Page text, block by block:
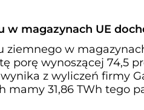
w magazynach UE
ziemnego w
porę wynoszącej 74,5
z wyliczeń firmy
mamy 31,86 TWh tego